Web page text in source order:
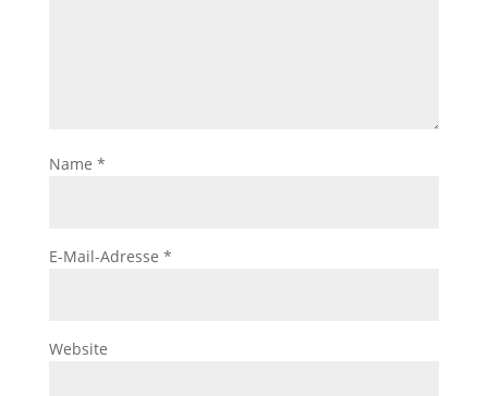
Name *
E-Mail-Adresse *
Website